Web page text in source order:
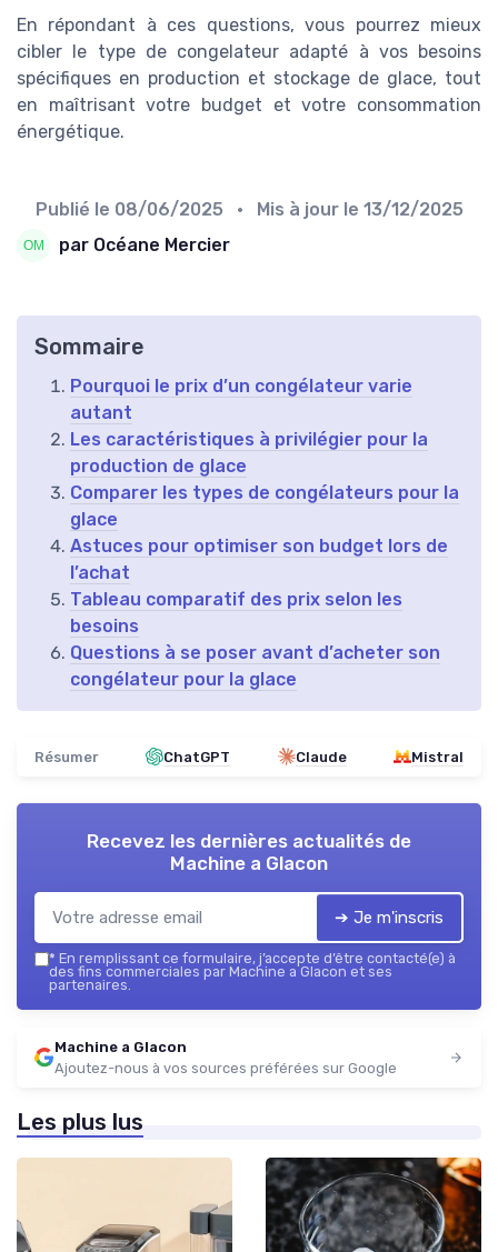
En répondant à ces questions, vous pourrez mieux
cibler le type de congelateur adapté à vos besoins
spécifiques en production et stockage de glace, tout
en maîtrisant votre budget et votre consommation
énergétique.
Publié le 08/06/2025 • Mis à jour le 13/12/2025
par Océane Mercier
Sommaire
Pourquoi le prix d’un congélateur varie
autant
Les caractéristiques à privilégier pour la
production de glace
Comparer les types de congélateurs pour la
glace
Astuces pour optimiser son budget lors de
l’achat
Tableau comparatif des prix selon les
besoins
Questions à se poser avant d’acheter son
congélateur pour la glace
Résumer ChatGPT Claude Mistral
Recevez les dernières actualités de
Machine a Glacon
➔ Je m'inscris
* En remplissant ce formulaire, j’accepte d’être contacté(e) à
des fins commerciales par Machine a Glacon et ses
partenaires.
Machine a Glacon
Ajoutez-nous à vos sources préférées sur Google
Les plus lus